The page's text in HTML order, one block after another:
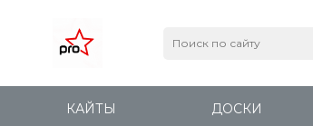
КАЙТЫ ДОСКИ